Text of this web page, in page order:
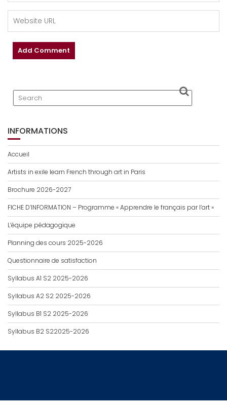
INFORMATIONS
Accueil
Artists in exile learn French through art in Paris
Brochure 2026-2027
FICHE D’INFORMATION – Programme « Apprendre le français par l’art »
L’équipe pédagogique
Planning des cours 2025-2026
Questionnaire de satisfaction
Syllabus A1 S2 2025-2026
Syllabus A2 S2 2025-2026
Syllabus B1 S2 2025-2026
Syllabus B2 S22025-2026